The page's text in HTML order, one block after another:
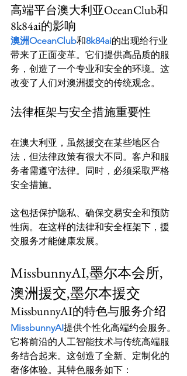
高端平台澳大利亚OceanClub和
8k84ai的影响
澳洲OceanClub和8k84ai的出现给行业
带来了正面变革。它们提供高品质的服
务，创造了一个专业和安全的环境。这
法律框架与安全措施重要性
在澳大利亚，虽然援交在某些地区合
法，但法律政策有很大不同。客户和服
务者需遵守法律。同时，必须采取严格
安全措施。
这包括保护隐私、确保交易安全和预防
性病。在这样的法律和安全框架下，援
MissbunnyAI,墨尔本会所,
澳洲援交,墨尔本援交
MissbunnyAI的特色与服务介绍
MissbunnyAI提供个性化高端约会服务。
它将前沿的人工智能技术与传统高端服
务结合起来。这创造了全新、定制化的